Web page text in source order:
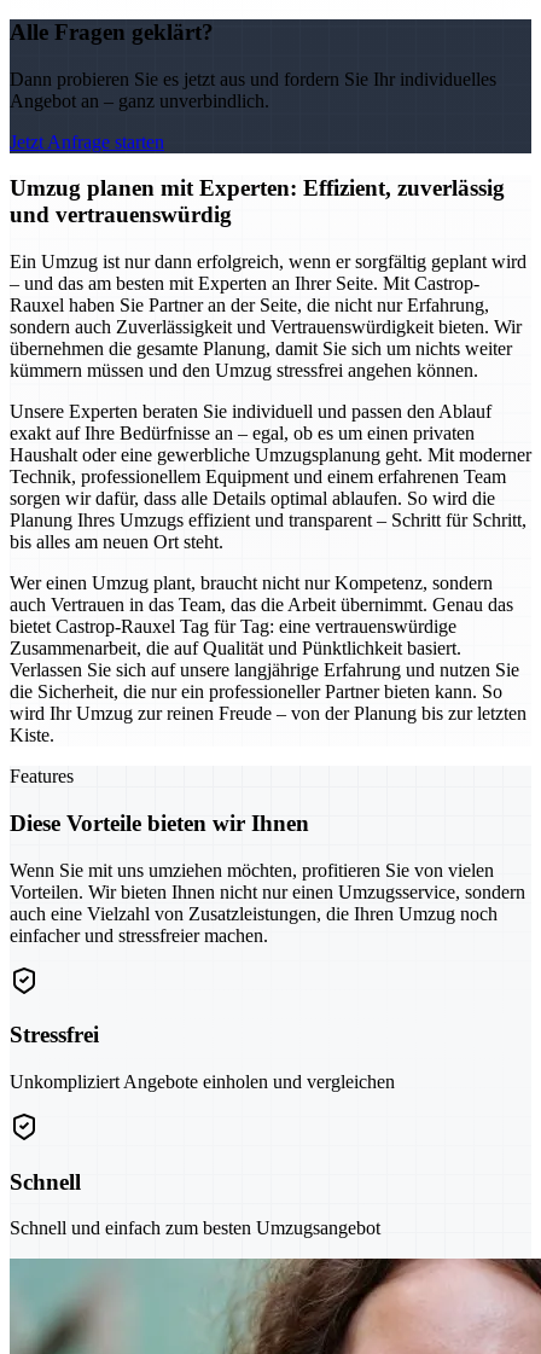
Alle Fragen geklärt?
Dann probieren Sie es jetzt aus und fordern Sie Ihr individuelles
Angebot an – ganz unverbindlich.
Jetzt Anfrage starten
Umzug planen mit Experten: Effizient, zuverlässig
und vertrauenswürdig
Ein Umzug ist nur dann erfolgreich, wenn er sorgfältig geplant wird
– und das am besten mit Experten an Ihrer Seite. Mit Castrop-
Rauxel haben Sie Partner an der Seite, die nicht nur Erfahrung,
sondern auch Zuverlässigkeit und Vertrauenswürdigkeit bieten. Wir
übernehmen die gesamte Planung, damit Sie sich um nichts weiter
kümmern müssen und den Umzug stressfrei angehen können.
Unsere Experten beraten Sie individuell und passen den Ablauf
exakt auf Ihre Bedürfnisse an – egal, ob es um einen privaten
Haushalt oder eine gewerbliche Umzugsplanung geht. Mit moderner
Technik, professionellem Equipment und einem erfahrenen Team
sorgen wir dafür, dass alle Details optimal ablaufen. So wird die
Planung Ihres Umzugs effizient und transparent – Schritt für Schritt,
bis alles am neuen Ort steht.
Wer einen Umzug plant, braucht nicht nur Kompetenz, sondern
auch Vertrauen in das Team, das die Arbeit übernimmt. Genau das
bietet Castrop-Rauxel Tag für Tag: eine vertrauenswürdige
Zusammenarbeit, die auf Qualität und Pünktlichkeit basiert.
Verlassen Sie sich auf unsere langjährige Erfahrung und nutzen Sie
die Sicherheit, die nur ein professioneller Partner bieten kann. So
wird Ihr Umzug zur reinen Freude – von der Planung bis zur letzten
Kiste.
Features
Diese Vorteile bieten wir Ihnen
Wenn Sie mit uns umziehen möchten, profitieren Sie von vielen
Vorteilen. Wir bieten Ihnen nicht nur einen Umzugsservice, sondern
auch eine Vielzahl von Zusatzleistungen, die Ihren Umzug noch
einfacher und stressfreier machen.
Stressfrei
Unkompliziert Angebote einholen und vergleichen
Schnell
Schnell und einfach zum besten Umzugsangebot